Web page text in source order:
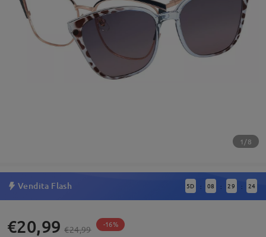
1/8
Vendita Flash 5D : 08 : 29 : 24
€20,99 €24,99 -16%